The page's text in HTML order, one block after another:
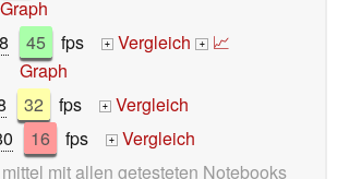
Graph
45 fps + Vergleich + 📈
Graph
32 fps +
Vergleich
16 fps +
Vergleich
mit allen getesteten Notebooks